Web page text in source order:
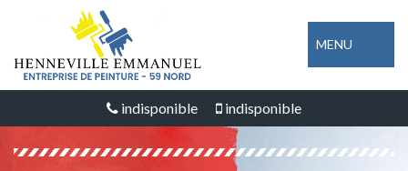
MENU
indisponible indisponible